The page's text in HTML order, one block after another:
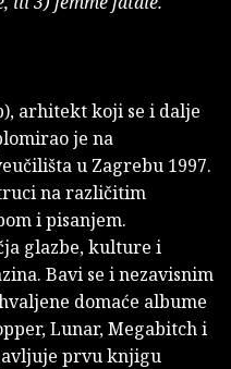
arhitekt koji se i dalje
je na
u Zagrebu 1997.
na različitim
i pisanjem.
glazbe, kulture i
Bavi se i nezavisnim
domaće albume
Lunar, Megabitch i
prvu knjigu